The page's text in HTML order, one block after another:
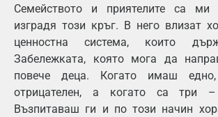
Семейството и приятелите са ми
изградя този кръг. В него влизат
ценностна система, които
Забележката, която мога да
повече деца. Когато имаш
отрицателен, а когато са три –
Възпитаваш ги и по този начин